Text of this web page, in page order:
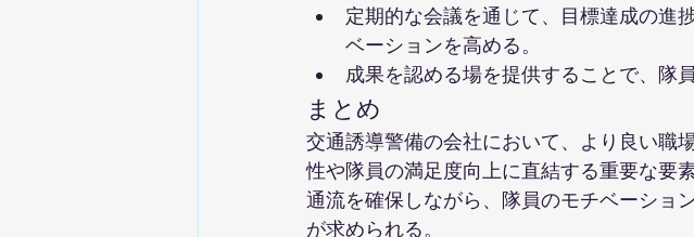
定期的な会議を通じて、目標達成の進
ベーションを高める。
成果を認める場を提供することで、隊
まとめ
交通誘導警備の会社において、より良い職
性や隊員の満足度向上に直結する重要な要
通流を確保しながら、隊員のモチベーショ
が求められる。